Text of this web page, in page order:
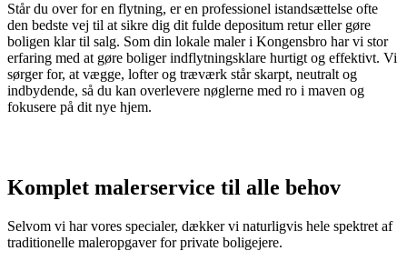
Står du over for en flytning, er en professionel istandsættelse ofte
den bedste vej til at sikre dig dit fulde depositum retur eller gøre
boligen klar til salg. Som din lokale maler i Kongensbro har vi stor
erfaring med at gøre boliger indflytningsklare hurtigt og effektivt. Vi
sørger for, at vægge, lofter og træværk står skarpt, neutralt og
indbydende, så du kan overlevere nøglerne med ro i maven og
fokusere på dit nye hjem.
Komplet malerservice til alle behov
Selvom vi har vores specialer, dækker vi naturligvis hele spektret af
traditionelle maleropgaver for private boligejere.